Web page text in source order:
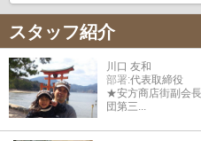
スタッフ紹介
川口 友和
部署:代表取締役
★安方商店街副会
団第三...